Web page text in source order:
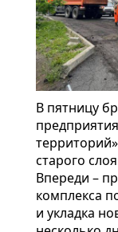
В пятницу
старого
Впереди –
комплекса
и укладка